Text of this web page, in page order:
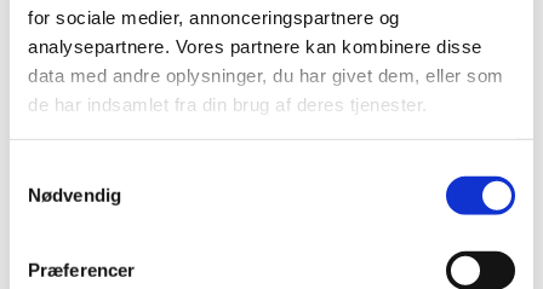
for sociale medier, annonceringspartnere og
analysepartnere. Vores partnere kan kombinere disse
data med andre oplysninger, du har givet dem, eller som
de har indsamlet fra din brug af deres tjenester.
Nødvendig
Præferencer